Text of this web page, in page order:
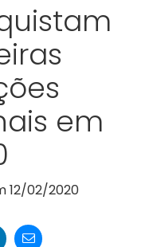
em
12/02/2020